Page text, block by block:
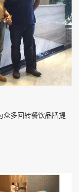
众多回转餐饮品牌提